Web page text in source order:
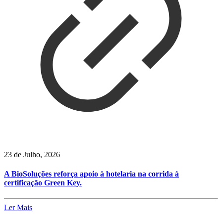
23 de Julho, 2026
A BioSoluções reforça apoio à hotelaria na corrida à
certificação Green Key.
Ler Mais